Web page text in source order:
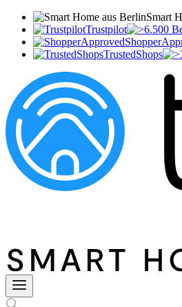
Smart
Trustpilot
TrustedShops